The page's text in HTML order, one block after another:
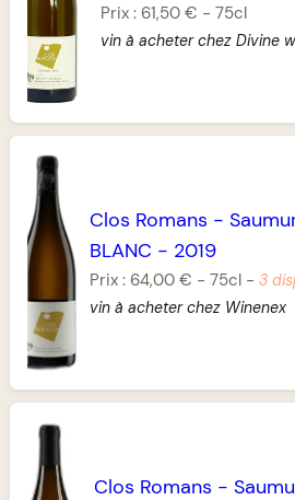
Prix : 61,50 € -75cl
vin à acheter chez Divine
Clos Romans -
BLANC - 2019
Prix : 64,00 € -75cl -3
vin à acheter chez Winenex
Clos Romans -